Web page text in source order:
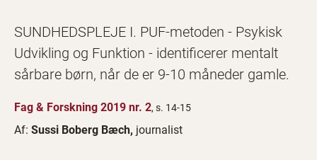
SUNDHEDSPLEJE I. PUF-metoden - Psykisk
Udvikling og Funktion - identificerer mentalt
sårbare børn, når de er 9-10 måneder gamle.
Fag & Forskning 2019 nr. 2, s. 14-15
Af: Sussi Boberg Bæch, journalist